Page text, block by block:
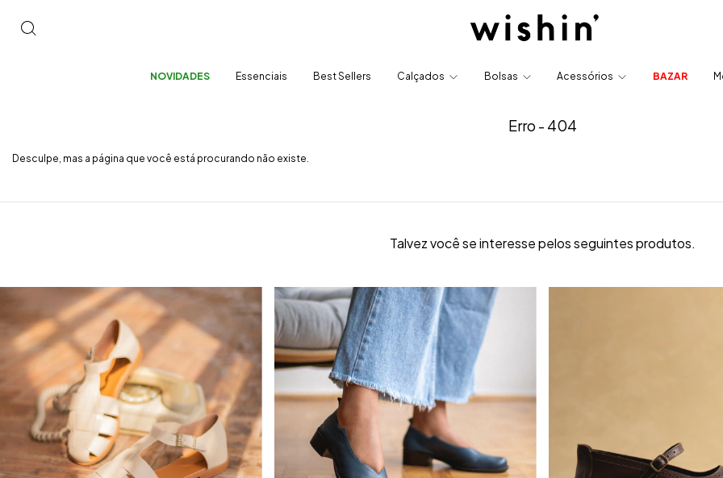
NOVIDADES Essenciais Best Sellers Calçados Bolsas Acessórios BAZAR
Erro - 404
Desculpe, mas a página que você está procurando não existe.
Talvez você se interesse pelos seguintes produtos.